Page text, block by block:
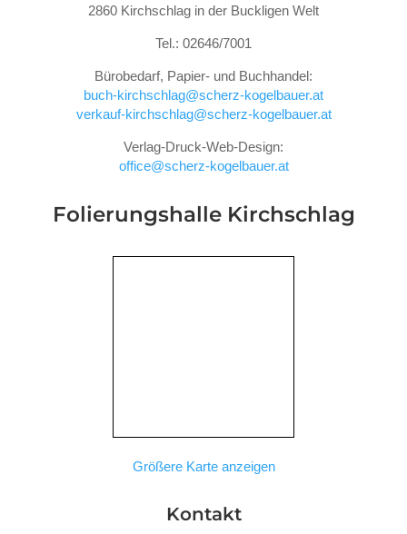
2860 Kirchschlag in der Buckligen Welt
Tel.: 02646/7001
Bürobedarf, Papier- und Buchhandel:
buch-kirchschlag@scherz-kogelbauer.at
verkauf-kirchschlag@scherz-kogelbauer.at
Verlag-Druck-Web-Design:
office@scherz-kogelbauer.at
Folierungshalle Kirchschlag
Größere Karte anzeigen
Kontakt